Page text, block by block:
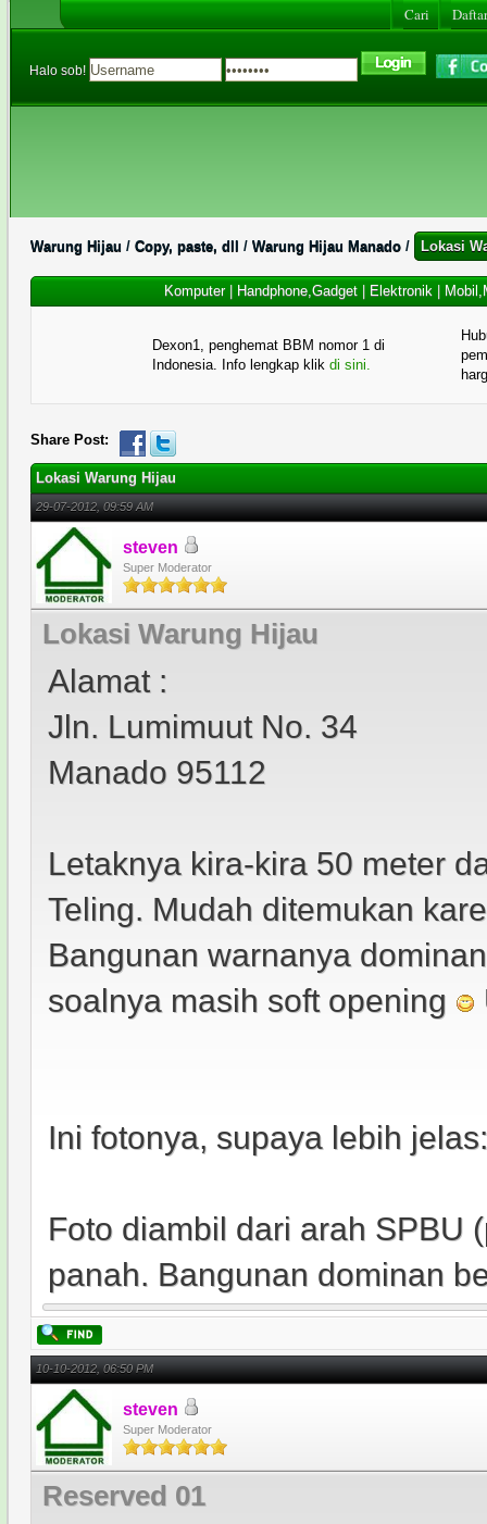
Cari
Halo sob!
Warung Hijau / Copy, paste, dll / Warung Hijau Manado / Lokasi
Komputer| Handphone,Gadget| Elektronik|
Dexon1, penghemat BBM nomor 1 di
Indonesia. Info lengkap klik di sini.
Share Post:
Lokasi Warung Hijau
29-07-2012, 09:59 AM
steven
Super Moderator
Lokasi Warung Hijau
Alamat :
Jln. Lumimuut No. 34
Manado 95112
Letaknya kira-kira 50 meter
Teling. Mudah ditemukan
Bangunan warnanya
soalnya masih soft opening
Ini fotonya, supaya lebih
Foto diambil dari arah SPBU
panah. Bangunan dominan
10-10-2012, 06:50 PM
steven
Super Moderator
Reserved 01